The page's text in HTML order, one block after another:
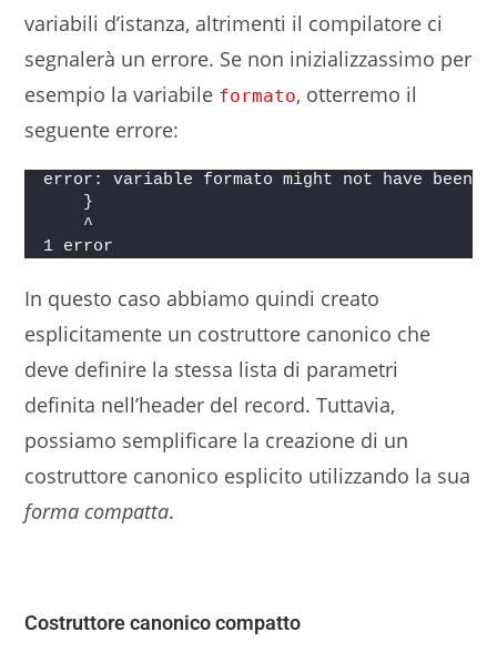
variabili d’istanza, altrimenti il compilatore ci
segnalerà un errore. Se non inizializzassimo per
esempio la variabile formato, otterremo il
seguente errore:
error: variable formato might not have been
    }
    ^
1 error
In questo caso abbiamo quindi creato
esplicitamente un costruttore canonico che
deve definire la stessa lista di parametri
definita nell’header del record. Tuttavia,
possiamo semplificare la creazione di un
costruttore canonico esplicito utilizzando la sua
forma compatta.
Costruttore canonico compatto